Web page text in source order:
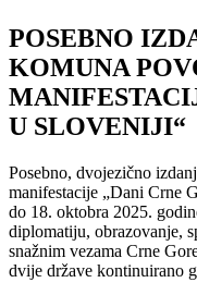
POSEBNO
KOMUNA
U SLOVENIJI“
Posebno, dvojezično
manifestacije „Dani Crne
do 18. oktobra 2025.
diplomatiju, obrazovanje,
snažnim vezama Crne
dvije države kontinuirano